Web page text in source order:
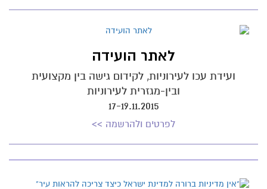
לאתר הועידה
ועידת עכו לעירוניות, לקידום גישה בין מקצועית
ובין-מגזרית לעירוניות
17-19.11.2015
לפרטים ולהרשמה >>